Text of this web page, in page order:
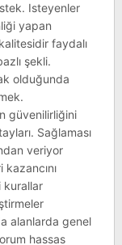
Isteyenler
yapan
faydalı
şekli.
olduğunda
güvenilirliğini
Sağlaması
veriyor
kurallar
alanlarda genel
hassas